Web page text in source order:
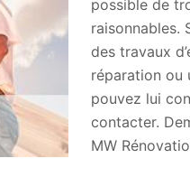
possible de
raisonnables.
des travaux
réparation ou
pouvez lui
contacter.
MW